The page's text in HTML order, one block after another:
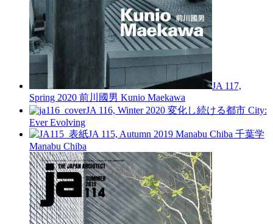
JA 117,
Spring 2020 前川國男 Kunio Maekawa
JA 116, Winter 2020 変化し続ける都市 City:
Ever Evolving
JA 115, Autumn 2019 Manabu Chiba 千葉学
Manabu Chiba